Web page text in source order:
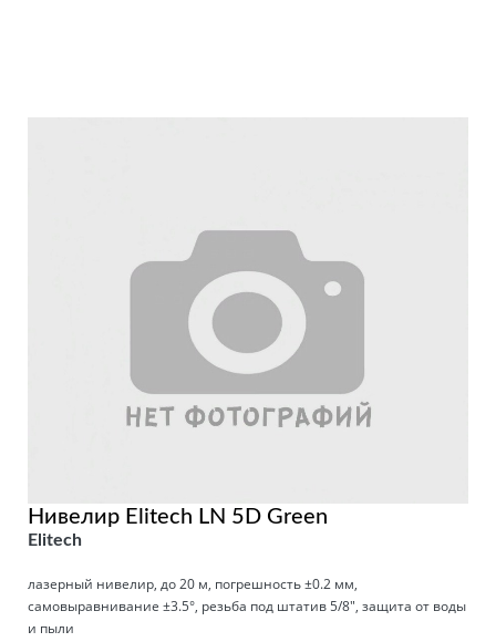
Нивелир Elitech LN 5D Green
Elitech
лазерный нивелир, до 20 м, погрешность ±0.2 мм,
самовыравнивание ±3.5°, резьба под штатив 5/8", защита от воды
и пыли